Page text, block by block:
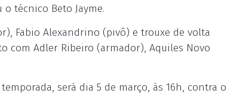
técnico Beto Jayme.
Fabio Alexandrino (pivô) e trouxe de volta
com Adler Ribeiro (armador), Aquiles Novo
será dia 5 de março, às 16h, contra o